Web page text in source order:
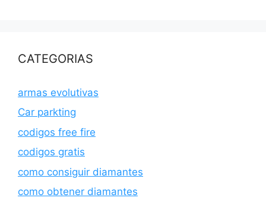
CATEGORIAS
armas evolutivas
Car parkting
codigos free fire
codigos gratis
como consiguir diamantes
como obtener diamantes